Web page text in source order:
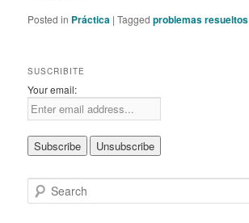
Posted in Práctica |Tagged problemas resueltos
SUSCRIBITE
Your email:
e